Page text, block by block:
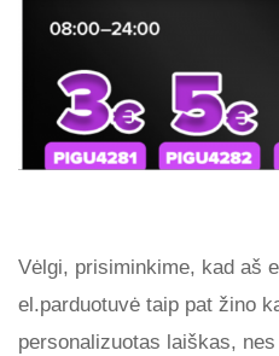
Vėlgi, prisiminkime, kad aš
el.parduotuvė taip pat žino
personalizuotas laiškas,